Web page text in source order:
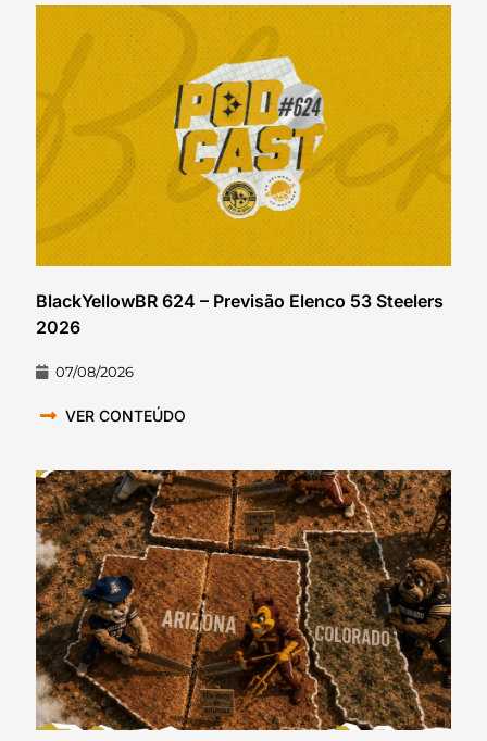
BlackYellowBR 624 – Previsão Elenco 53 Steelers
2026
07/08/2026
VER CONTEÚDO